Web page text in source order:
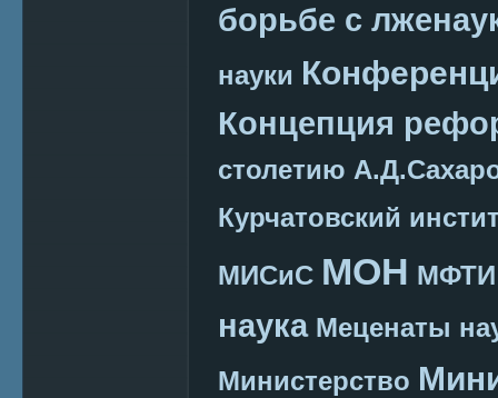
борьбе с
науки
Концепция
столетию
Курчатовский
МИСиС МОН МФТИ
наука Меценаты
Министерство